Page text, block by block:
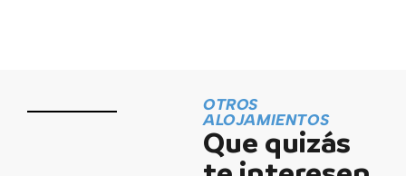
OTROS
ALOJAMIENTOS
Que quizás